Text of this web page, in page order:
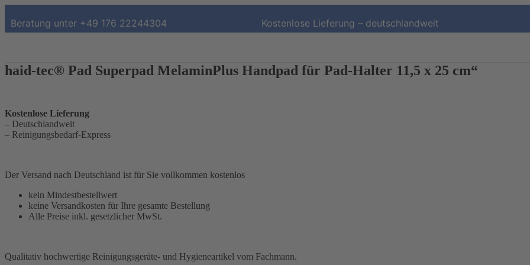
Beratung unter +49 176 22244304 Kostenlose Lieferung – deutschlandweit
haid-tec® Pad Superpad MelaminPlus Handpad für Pad-Halter 11,5 x 25 cm“
Kostenlose Lieferung
– Deutschlandweit
– Reinigungsbedarf-Express
Der Versand nach Deutschland ist für Sie vollkommen kostenlos
kein Mindestbestellwert
keine Versandkosten für Ihre gesamte Bestellung
Alle Preise inkl. gesetzlicher MwSt.
Qualitativ hochwertige Reinigungsgeräte- und Hygieneartikel vom Fachmann.